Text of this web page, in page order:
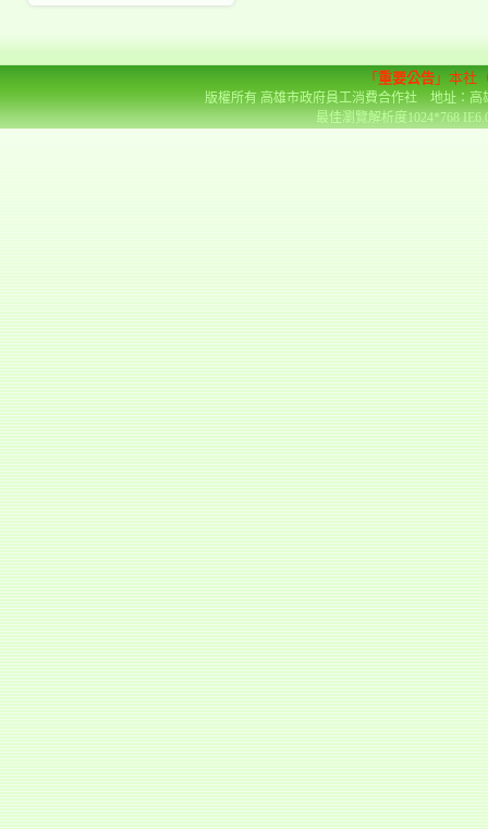
「 重要公告」本社
版權所有 高雄市政府員工消費合作社 地址：高
最佳瀏覽解析度1024*768